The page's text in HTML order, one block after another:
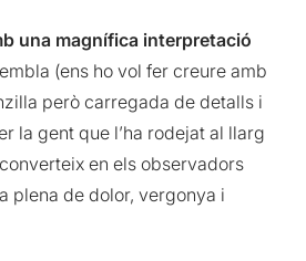
una magnífica interpretació
(ens ho vol fer creure amb
però carregada de detalls i
la gent que l’ha rodejat al llarg
en els observadors
plena de dolor, vergonya i